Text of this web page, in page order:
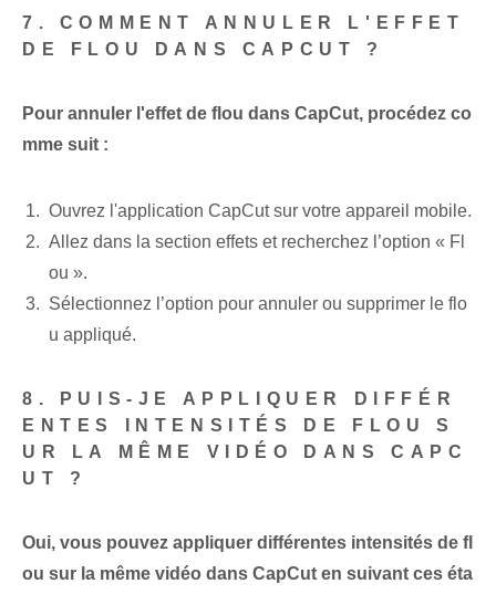
7. COMMENT ANNULER L'EFFET
DE FLOU DANS CAPCUT ?
Pour annuler l'effet de flou dans CapCut, procédez co
mme suit :
Ouvrez l'application CapCut sur votre appareil mobile.
Allez dans la section effets et recherchez l’option « Fl
ou ».
Sélectionnez l’option pour annuler ou supprimer le flo
u appliqué.
8. PUIS-JE APPLIQUER DIFFÉR
ENTES INTENSITÉS DE FLOU S
UR LA MÊME VIDÉO DANS CAPC
UT ?
Oui, vous pouvez appliquer différentes intensités de fl
ou sur la même vidéo dans CapCut en suivant ces éta